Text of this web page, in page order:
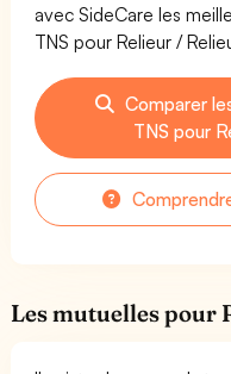
avec SideCare les
TNS pour Relieur /
Comparer
TNS pour
Les mutuelles pour